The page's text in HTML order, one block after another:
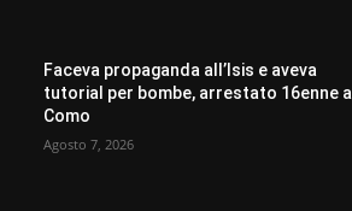
Faceva propaganda all’Isis e aveva
tutorial per bombe, arrestato 16enne a
Como
Agosto 7, 2026